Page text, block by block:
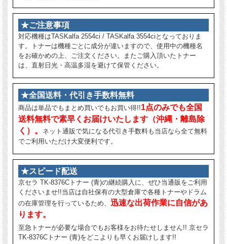
★ご注意事項
対応機種はTASKalfa 2554ci / TASKalfa 3554ciとなっておりま
す。トナーは機種ごとに成分が違いますので、使用中の機種名
をお確かめの上、ご注文ください。またご購入頂いたトナー
は、直射日光・高温多湿を避けて保管ください。
★全国送料・代引き手数料無料
商品は単品でもまとめ買いでもお買い得!!1点のみでも全国
送料無料で素早くお届けいたします（沖縄・離島除
く）。
ネット通販で気になる代引き手数料も当店なら全て無料
でご利用いただけ大変便利です。
★スピード配送
京セラ TK-8376Cトナー (青)の継続購入に、ぜひ当通販をご利用
くださいませ!!当店は自社保有の大型倉庫で各種トナーやドラム
の在庫管理を行っているため、 迅速な出荷作業に自信があ
ります。
至急トナーが必要な場合でもお客様をお待たせしません!! 京セラ
TK-8376Cトナー (青)をどこよりも早くお届けします!!